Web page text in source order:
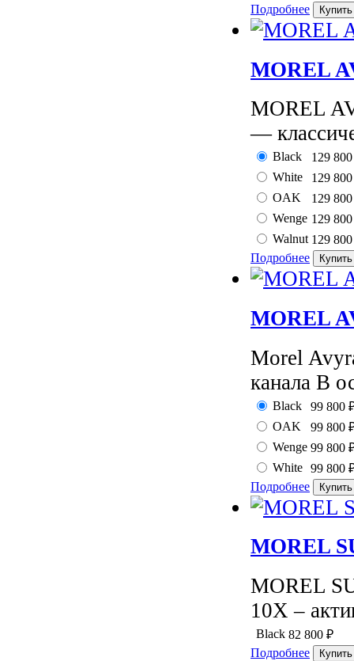
Подробнее
MOREL
MOREL
—
Black
129
White
129
OAK
129
Wenge 129
Walnut 129
Подробнее
MOREL
Morel
канала В
Black 99 800
OAK
99 800
Wenge 99 800
White 99 800
Подробнее
MOREL
MOREL
10X –
Black 82 800 ₽
Подробнее